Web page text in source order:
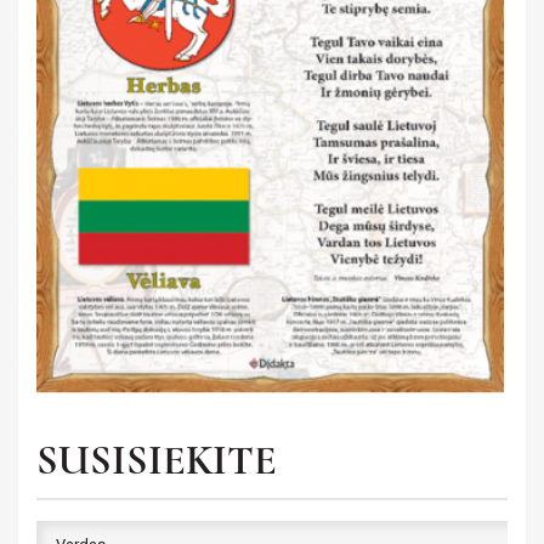
Saviugda ir psichologija
Grožinė literatūra
Žemėlapiai ir atlasai
Gaubliai
Heraldika ir reprodukcijos
Stalo žaidimai
Atmintinės
ISTORIJA
LIETUVIŲ KALBA
MATEMATIKA
MUZIKA
UŽSIENIO KALBA
SUSISIEKITE